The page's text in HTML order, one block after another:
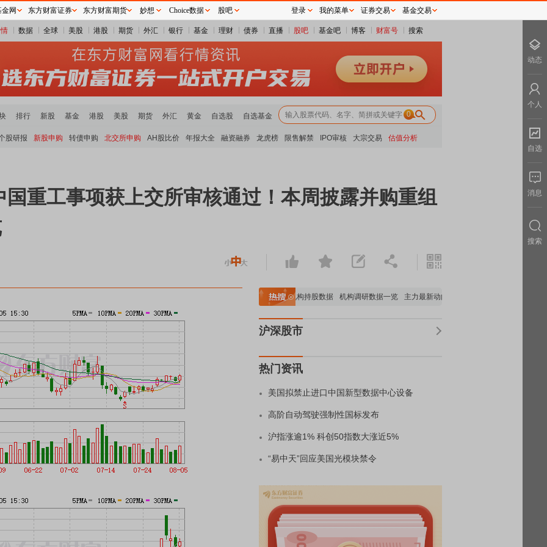
数据 全球 美股 港股 期货 外汇 银行 基金 理财 债券 直播 股吧 基金吧 博客 财富号 搜索
排行 新股 基金 港股 美股 期货 外汇 黄金 自选股 自选基金 0
股研报 新股申购 转债申购 北交所申购 AH股比价 年报大全 融资融券 龙虎榜 限售解禁 IPO审核 大宗交易 估值分析
重工事项获上交所审核通过！本周披露并购重组
重要机构持股数据 机构调研数据一览 主力最新动向
沪深股市
热门资讯
美国拟禁止进口中国新型数据中心设备
高阶自动驾驶强制性国标发布
沪指涨逾1% 科创50指数大涨近5%
“易中天”回应美国光模块禁令
网 东方财富证券 东方财富期货 妙想 Choice数据 股吧 登录 我的菜单 证券交易 基金交易
动态
个人
自选
消息
搜索